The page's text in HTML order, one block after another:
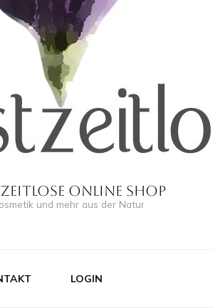
Online Shop
und mehr aus der Natur
LOGIN